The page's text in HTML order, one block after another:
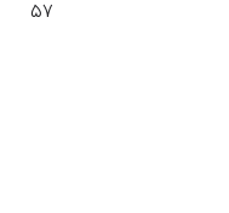
۵۷
۲۳%